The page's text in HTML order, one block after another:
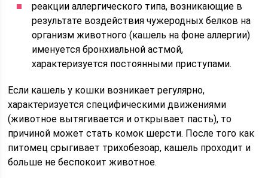
реакции аллергического типа, возникающие в
результате воздействия чужеродных белков на
организм животного (кашель на фоне аллергии)
именуется бронхиальной астмой,
характеризуется постоянными приступами.
Если кашель у кошки возникает регулярно,
характеризуется специфическими движениями
(животное вытягивается и открывает пасть), то
причиной может стать комок шерсти. После того как
питомец срыгивает трихобезоар, кашель проходит и
больше не беспокоит животное.